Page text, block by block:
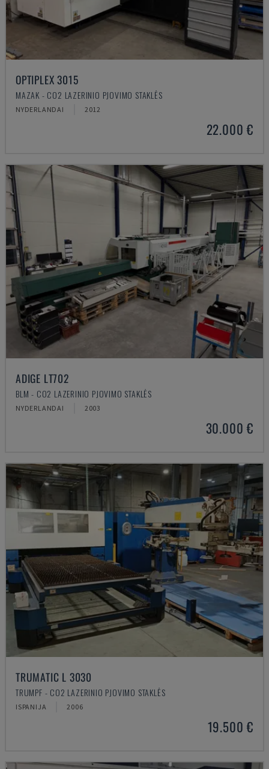
OPTIPLEX 3015
MAZAK - CO2 LAZERINIO PJOVIMO STAKLĖS
NYDERLANDAI 2012
22.000 €
ADIGE LT702
BLM - CO2 LAZERINIO PJOVIMO STAKLĖS
NYDERLANDAI 2003
30.000 €
TRUMATIC L 3030
TRUMPF - CO2 LAZERINIO PJOVIMO STAKLĖS
ISPANIJA 2006
19.500 €